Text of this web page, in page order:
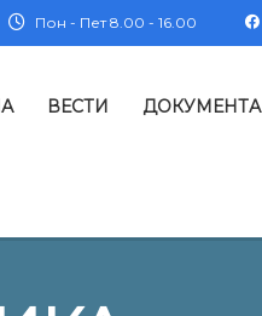
Пон - Пет 8.00 - 16.00
ВЕСТИ ДОКУМЕНТА